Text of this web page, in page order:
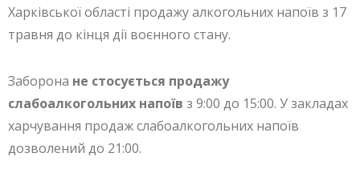
Харківської області продажу алкогольних напоїв з 17
травня до кінця дії воєнного стану.
Заборона не стосується продажу
слабоалкогольних напоїв з 9:00 до 15:00. У закладах
харчування продаж слабоалкогольних напоїв
дозволений до 21:00.